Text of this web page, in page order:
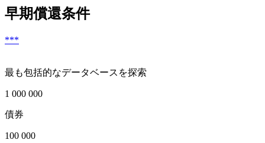
早期償還条件
***
最も包括的なデータベースを探索
1 000 000
債券
100 000